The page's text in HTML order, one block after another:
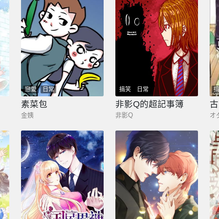
戀愛 日常
素菜包
金姨
搞笑 日常
非影Q的超記事簿
非影Q オ